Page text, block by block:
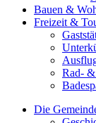
Bauen &
Freizeit &
Rad-
Die